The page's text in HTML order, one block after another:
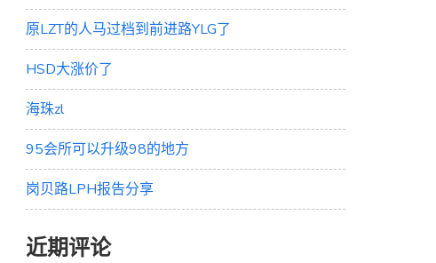
原LZT的人马过档到前进路YLG了
HSD大涨价了
海珠zl
95会所可以升级98的地方
岗贝路LPH报告分享
近期评论